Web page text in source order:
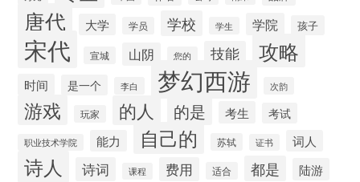
唐代 大学 学员 学校 学生 学院 孩子
宋代 宣城 山阴 您的 技能 攻略
时间 是一个 李白 梦幻西游 次韵
游戏 玩家 的人 的是 考生 考试
职业技术学院 能力 自己的 苏轼 证书 词人
诗人 诗词 课程 费用 适合 都是 陆游